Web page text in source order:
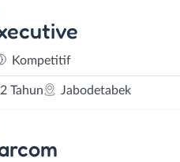
Kompetitif
Tahun Jabodetabek